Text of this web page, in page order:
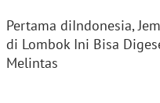
Pertama diIndonesia,
di Lombok Ini Bisa
Melintas